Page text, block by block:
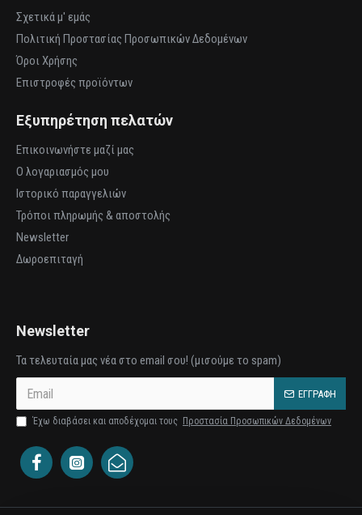
Σχετικά μ' εμάς
Πολιτική Προστασίας Προσωπικών Δεδομένων
Όροι Χρήσης
Επιστροφές προϊόντων
Εξυπηρέτηση πελατών
Επικοινωνήστε μαζί μας
Ο λογαριασμός μου
Ιστορικό παραγγελιών
Τρόποι πληρωμής & αποστολής
Newsletter
Δωροεπιταγή
Newsletter
Τα τελευταία μας νέα στο email σου! (μισούμε το spam)
ΕΓΓΡΑΦΉ
Έχω διαβάσει και αποδέχομαι τους Προστασία Προσωπικών Δεδομένων